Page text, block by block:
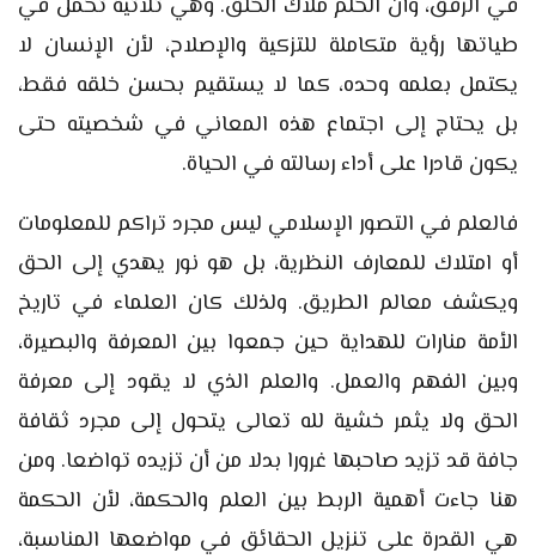
في الرفق، وأن الحلم ملاك الخلق. وهي ثلاثية تحمل في
طياتها رؤية متكاملة للتزكية والإصلاح، لأن الإنسان لا
يكتمل بعلمه وحده، كما لا يستقيم بحسن خلقه فقط،
بل يحتاج إلى اجتماع هذه المعاني في شخصيته حتى
يكون قادرا على أداء رسالته في الحياة.
فالعلم في التصور الإسلامي ليس مجرد تراكم للمعلومات
أو امتلاك للمعارف النظرية، بل هو نور يهدي إلى الحق
ويكشف معالم الطريق. ولذلك كان العلماء في تاريخ
الأمة منارات للهداية حين جمعوا بين المعرفة والبصيرة،
وبين الفهم والعمل. والعلم الذي لا يقود إلى معرفة
الحق ولا يثمر خشية لله تعالى يتحول إلى مجرد ثقافة
جافة قد تزيد صاحبها غرورا بدلا من أن تزيده تواضعا. ومن
هنا جاءت أهمية الربط بين العلم والحكمة، لأن الحكمة
هي القدرة على تنزيل الحقائق في مواضعها المناسبة،